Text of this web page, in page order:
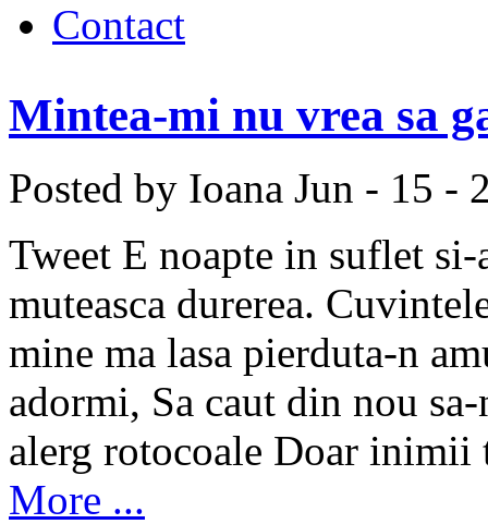
Contact
Mintea-mi nu vrea sa
Posted by Ioana Jun - 15 -
Tweet E noapte in suflet si-
muteasca durerea.
mine ma lasa pierduta-n
adormi, Sa caut din nou
alerg rotocoale Doar
More ...